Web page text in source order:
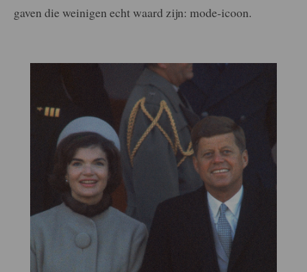
gaven die weinigen echt waard zijn: mode-icoon.